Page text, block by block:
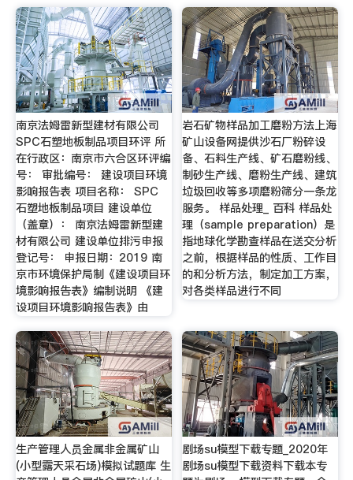
南京法姆雷新型建材有限公司
SPC石塑地板制品项目环评 所
在行政区：南京市六合区环评编
号： 审批编号： 建设项目环境
影响报告表 项目名称： SPC
石塑地板制品项目 建设单位
（盖章）： 南京法姆雷新型建
材有限公司 建设单位排污申报
登记号： 申报日期：2019 南
京市环境保护局制《建设项目环
境影响报告表》编制说明 《建
设项目环境影响报告表》由
岩石矿物样品加工磨粉方法上海
矿山设备网提供沙石厂粉碎设
备、石料生产线、矿石磨粉线、
制砂生产线、磨粉生产线、建筑
垃圾回收等多项磨粉筛分一条龙
服务。 样品处理_ 百科 样品处
理（sample preparation）是
指地球化学勘查样品在送交分析
之前，根据样品的性质、工作目
的和分析方法，制定加工方案，
对各类样品进行不同
生产管理人员金属非金属矿山
(小型露天采石场)模拟试题库 生
剧场su模型下载专题_2020年
剧场su模型下载资料下载本专